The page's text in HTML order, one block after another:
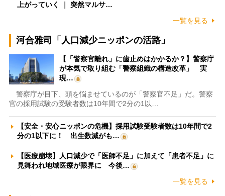
上がっていく ｜ 突然マルサ…
一覧を見る
河合雅司「人口減少ニッポンの活路」
【「警察官離れ」に歯止めはかかるか？】警察庁
が本気で取り組む「警察組織の構造改革」 実
現…
警察庁が目下、頭を悩ませているのが「警察官不足」だ。警察
官の採用試験の受験者数は10年間で2分の1以…
【安全・安心ニッポンの危機】採用試験受験者数は10年間で2
分の1以下に！ 出生数減がも…
【医療崩壊】人口減少で「医師不足」に加えて「患者不足」に
見舞われ地域医療が限界に 今後…
一覧を見る